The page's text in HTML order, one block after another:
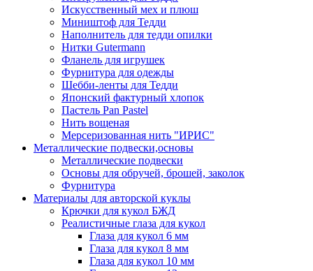
Искусственный мех и плюш
Миништоф для Тедди
Наполнитель для тедди опилки
Нитки Gutermann
Фланель для игрушек
Фурнитура для одежды
Шебби-ленты для Тедди
Японский фактурный хлопок
Пастель Pan Pastel
Нить вощеная
Мерсеризованная нить "ИРИС"
Металлические подвески,основы
Металлические подвески
Основы для обручей, брошей, заколок
Фурнитура
Материалы для авторской куклы
Крючки для кукол БЖД
Реалистичные глаза для кукол
Глаза для кукол 6 мм
Глаза для кукол 8 мм
Глаза для кукол 10 мм